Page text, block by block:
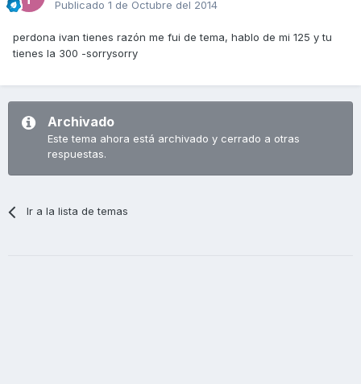
Publicado 1 de Octubre del 2014
perdona ivan tienes razón me fui de tema, hablo de mi 125 y tu
tienes la 300 -sorrysorry
Archivado
Este tema ahora está archivado y cerrado a otras
respuestas.
Ir a la lista de temas